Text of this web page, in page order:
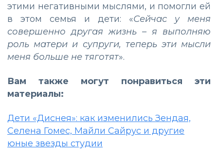
этими негативными мыслями, и помогли ей
в этом семья и дети: «Сейчас у меня
совершенно другая жизнь – я выполняю
роль матери и супруги, теперь эти мысли
меня больше не тяготят».
Вам также могут понравиться эти
материалы:
Дети «Диснея»: как изменились Зендая,
Селена Гомес, Майли Сайрус и другие
юные звезды студии